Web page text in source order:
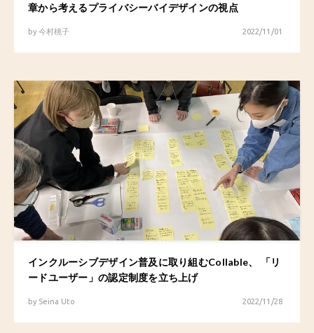
章から考えるプライバシーバイデザインの視点
by 今村桃子 2022/11/01
インクルーシブデザイン普及に取り組むCollable、 「リ
ードユーザー」の認定制度を立ち上げ
by Seina Uto 2022/11/28